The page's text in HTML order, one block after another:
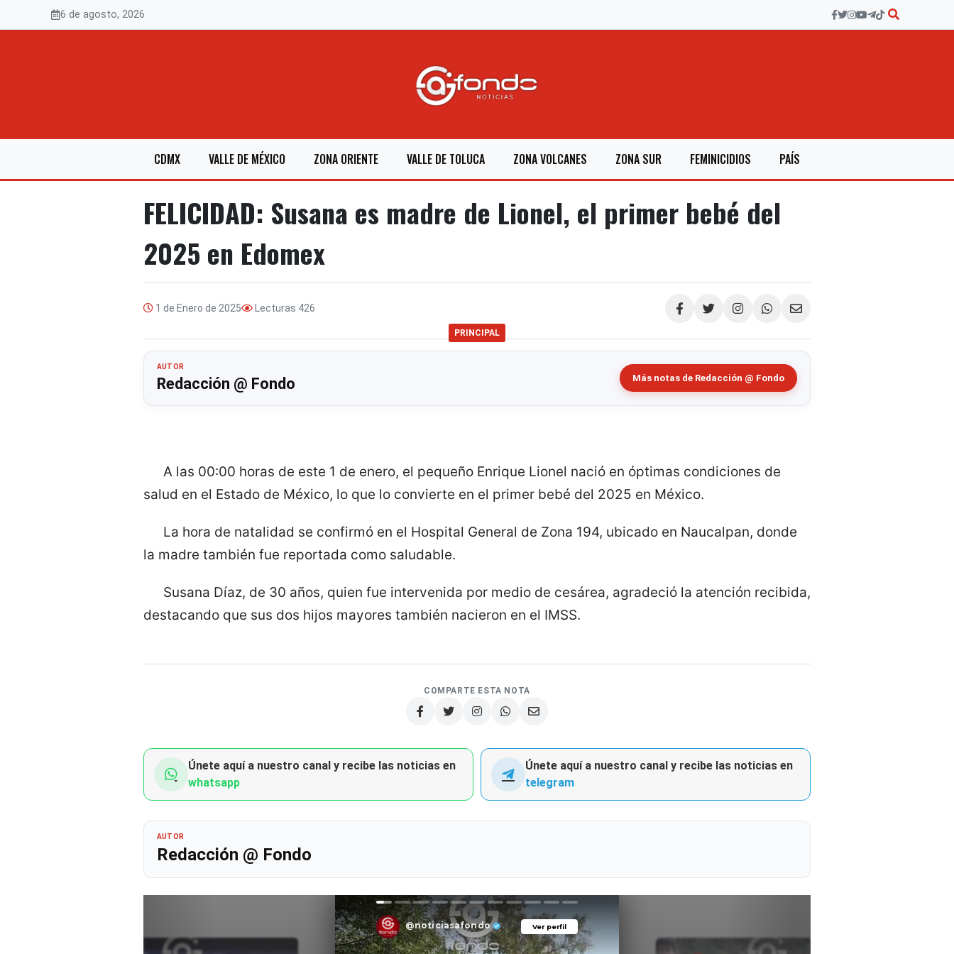
6 de agosto, 2026
CDMX VALLE DE MÉXICO ZONA ORIENTE VALLE DE TOLUCA ZONA VOLCANES ZONA SUR FEMINICIDIOS PAÍS
FELICIDAD: Susana es madre de Lionel, el primer bebé del
2025 en Edomex
1 de Enero de 2025 Lecturas 426
Compartir
PRINCIPAL
AUTOR
Redacción @ Fondo Más notas de Redacción @ Fondo
A las 00:00 horas de este 1 de enero, el pequeño Enrique Lionel nació en óptimas condiciones de
salud en el Estado de México, lo que lo convierte en el primer bebé del 2025 en México.
La hora de natalidad se confirmó en el Hospital General de Zona 194, ubicado en Naucalpan, donde
la madre también fue reportada como saludable.
Susana Díaz, de 30 años, quien fue intervenida por medio de cesárea, agradeció la atención recibida,
destacando que sus dos hijos mayores también nacieron en el IMSS.
COMPARTE ESTA NOTA
Únete aquí a nuestro canal y recibe las noticias en
whatsapp
Únete aquí a nuestro canal y recibe las noticias en
telegram
AUTOR
Redacción @ Fondo
Ver perfil
@noticiasafondo Ver perfil